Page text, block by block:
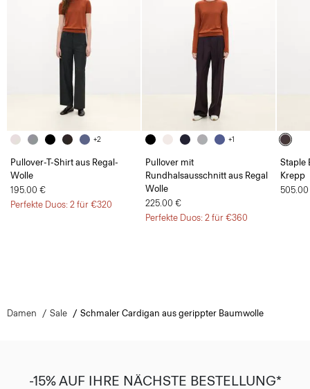
+2
Pullover-T-Shirt aus Regal-
Wolle
195.00 €
Perfekte Duos: 2 für €320
+1
Pullover mit
Rundhalsausschnitt aus Regal
Wolle
225.00 €
Perfekte Duos: 2 für €360
Staple
Krepp
Damen Sale Schmaler Cardigan aus gerippter Baumwolle
-15% AUF IHRE NÄCHSTE BESTELLUNG*